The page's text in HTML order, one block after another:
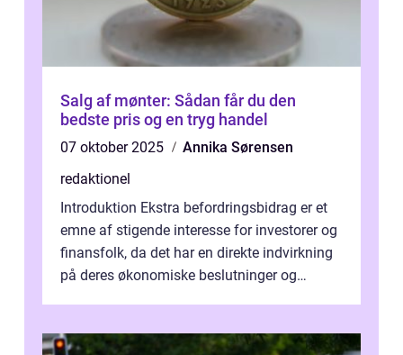
Salg af mønter: Sådan får du den
bedste pris og en tryg handel
07 oktober 2025
Annika Sørensen
redaktionel
Introduktion Ekstra befordringsbidrag er et
emne af stigende interesse for investorer og
finansfolk, da det har en direkte indvirkning
på deres økonomiske beslutninger og